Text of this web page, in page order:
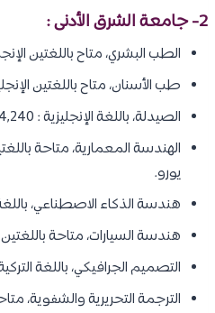
2- جامعة الشرق الأدنى :
الطب البشري، متاح باللغتين الإنجليزية
طب الأسنان، متاح باللغتين الإنجليزية
الصيدلة، باللغة الإنجليزية : 4,240 يورو.
يورو.
هندسة الذكاء الاصطناعي، باللغة
هندسة السيارات، متاحة باللغتين
التصميم الجرافيكي، باللغة التركية : 2,665
الترجمة التحريرية والشفوية،